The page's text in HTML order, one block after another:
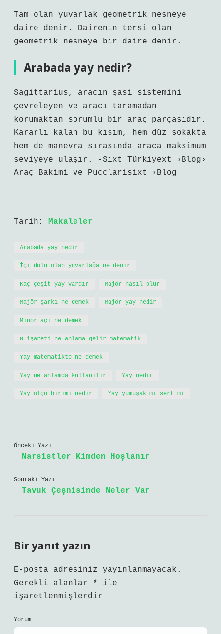
Tam olan yuvarlak geometrik nesneye
daire denir. Dairenin tersi olan
geometrik nesneye bir daire denir.
Arabada yay nedir?
Sagittarius, aracın şasi sistemini
çevreleyen ve aracı taramadan
korumaktan sorumlu bir araç parçasıdır.
Kararlı kalan bu kısım, hem düz sokakta
hem de manevra sırasında araca maksimum
seviyeye ulaşır. -Sixt Türkiyext ›Blog›
Araç Bakimi ve Pucclarisixt ›Blog
Tarih: Makaleler
Arabada yay nedir
İçi dolu olan yuvarlağa ne denir
Kaç çeşit yay vardır Majör nasıl olur
Majör şarkı ne demek Majör yay nedir
Minör açı ne demek
Ø işareti ne anlama gelir matematik
Yay matematikte ne demek
Yay ne anlamda kullanılır Yay nedir
Yay ölçü birimi nedir Yay yumuşak mı sert mi
Önceki Yazı
Narsistler Kimden Hoşlanır
Sonraki Yazı
Tavuk Çeşnisinde Neler Var
Bir yanıt yazın
E-posta adresiniz yayınlanmayacak.
Gerekli alanlar
*
ile
işaretlenmişlerdir
Yorum